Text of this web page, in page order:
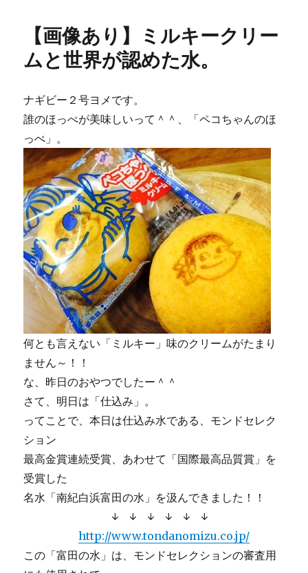
ー
ク
の
贅
沢
ビ
ー
ル。
に
【画像あり】ミルキークリー
ムと世界が認めた水。
ナギビー２号ヨメです。
誰のほっぺが美味しいって＾＾、「ペコちゃんのほ
っぺ」。
何とも言えない「ミルキー」味のクリームがたまり
ません～！！
な、昨日のおやつでしたー＾＾
さて、明日は「仕込み」。
ってことで、本日は仕込み水である、モンドセレク
ション
最高金賞連続受賞、あわせて「国際最高品質賞」を
受賞した
名水「南紀白浜富田の水」を汲んできました！！
↓ ↓ ↓ ↓ ↓ ↓
http://www.tondanomizu.co.jp/
この「富田の水」は、モンドセレクションの審査用